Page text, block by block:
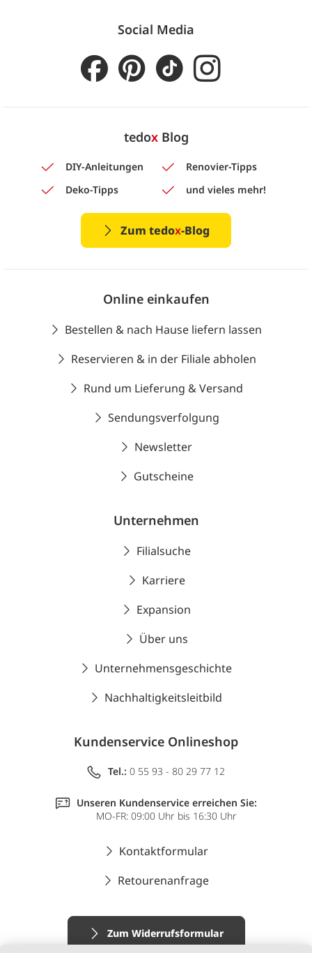
Social Media
tedoxBlog
DIY-Anleitungen
Renovier-Tipps
Deko-Tipps
und vieles mehr!
Zum tedox-Blog
Online einkaufen
Bestellen & nach Hause liefern lassen
Reservieren & in der Filiale abholen
Rund um Lieferung & Versand
Sendungsverfolgung
Newsletter
Gutscheine
Unternehmen
Filialsuche
Karriere
Expansion
Über uns
Unternehmensgeschichte
Nachhaltigkeitsleitbild
Kundenservice Onlineshop
Tel.: 0 55 93 - 80 29 77 12
Unseren Kundenservice erreichen Sie:
MO-FR: 09:00 Uhr bis 16:30 Uhr
Kontaktformular
Retourenanfrage
Zum Widerrufsformular